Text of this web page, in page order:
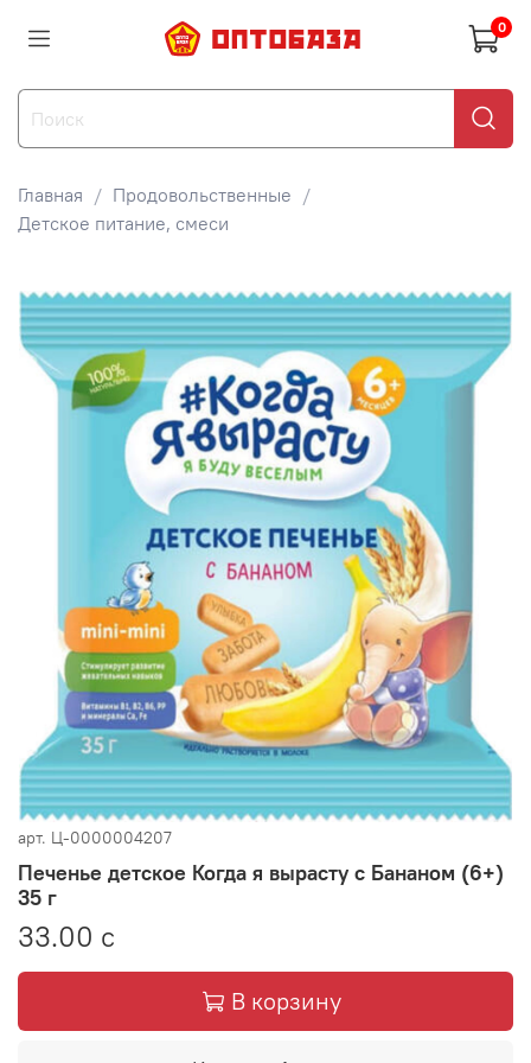
0
Главная
Продовольственные
Детское питание, смеси
арт. Ц-0000004207
Печенье детское Когда я вырасту с Бананом (6+)
35 г
33.00 с
В корзину